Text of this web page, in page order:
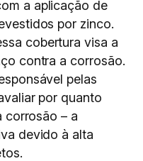
a aplicação de
por zinco.
cobertura visa a
contra a corrosão.
pelas
por quanto
corrosão – a
devido à alta